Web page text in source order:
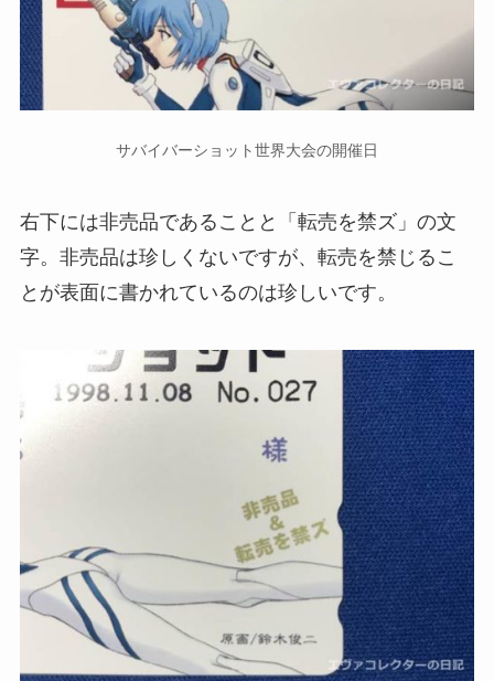
サバイバーショット世界大会の開催日
右下には非売品であることと「転売を禁ズ」の文
字。非売品は珍しくないですが、転売を禁じるこ
とが表面に書かれているのは珍しいです。